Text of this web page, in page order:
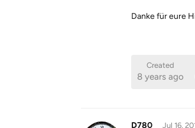
Danke für eure
Created
8 years ago
D780 Jul 16,